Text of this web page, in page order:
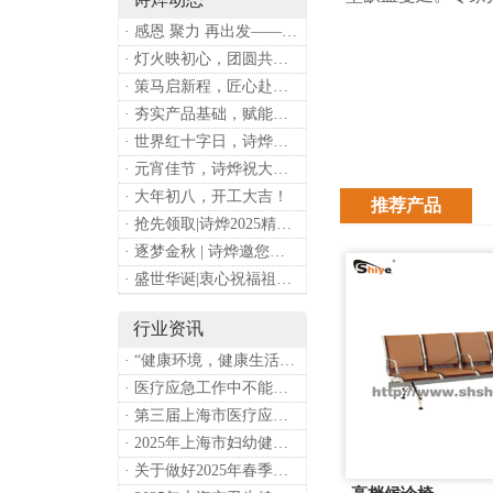
· 感恩 聚力 再出发——上海诗烨企业发展有限公司成立20周年庆典
· 灯火映初心，团圆共安康 —— 诗烨恭祝大家元宵喜乐
· 策马启新程，匠心赴华章——诗烨开工大吉
· 夯实产品基础，赋能专业服务——上海诗烨办公椅产品基础知识培训圆满开展
· 世界红十字日，诗烨向全体红十字人致以最诚挚的节日祝福
· 元宵佳节，诗烨祝大家团团圆圆
· 大年初八，开工大吉！
· 抢先领取|诗烨2025精美台历超前放送！
· 逐梦金秋 | 诗烨邀您共赴第90届中国国际医疗器械博览会
· 盛世华诞|衷心祝福祖国母亲昌盛富强！
行业资讯
· “健康环境，健康生活”，上海第37个爱国卫生月系列活动
· 医疗应急工作中不能忽略的设备：医用转运车
· 第三届上海市医疗应急青年职业技能大赛暨第八届进博会医疗保障技能大比武活动通知
· 2025年上海市妇幼健康工作要点
· 关于做好2025年春季新冠病毒感染等重点传染病防治工作的通知
推荐产品